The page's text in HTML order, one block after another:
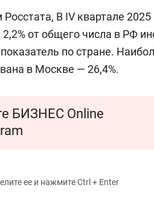
В IV квартале 2025
от общего числа в РФ
по стране.
в Москве — 26,4%.
БИЗНЕС Online
ее и нажмите Ctrl + Enter